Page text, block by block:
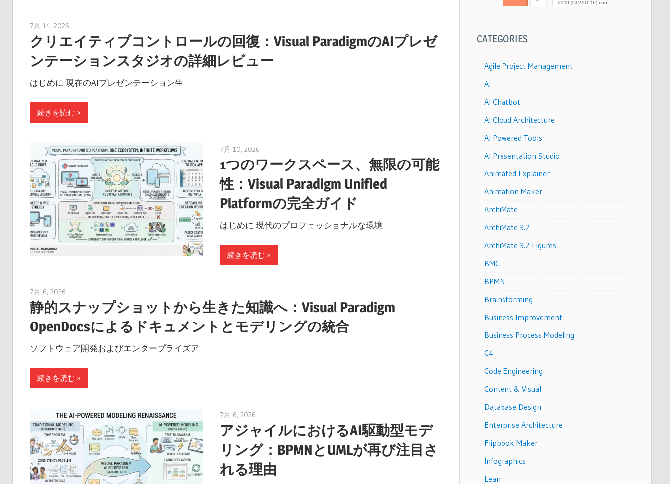
7月 14, 2026
クリエイティブコントロールの回復：Visual ParadigmのAIプレゼ
ンテーションスタジオの詳細レビュー
はじめに 現在のAIプレゼンテーション生
続きを読む
7月 10, 2026
1つのワークスペース、無限の可能
性：Visual Paradigm Unified
Platformの完全ガイド
はじめに 現代のプロフェッショナルな環境
続きを読む
7月 6, 2026
静的スナップショットから生きた知識へ：Visual Paradigm
OpenDocsによるドキュメントとモデリングの統合
ソフトウェア開発およびエンタープライズア
続きを読む
7月 6, 2026
アジャイルにおけるAI駆動型モデ
リング：BPMNとUMLが再び注目さ
れる理由
CATEGORIES
Agile Project Management
AI
AI Chatbot
AI Cloud Architecture
AI Powered Tools
AI Presentation Studio
Animated Explainer
Animation Maker
ArchiMate
ArchiMate 3.2
ArchiMate 3.2 Figures
BMC
BPMN
Brainstorming
Business Improvement
Business Process Modeling
C4
Code Engineering
Content & Visual
Database Design
Enterprise Architecture
Flipbook Maker
Infographics
Lean